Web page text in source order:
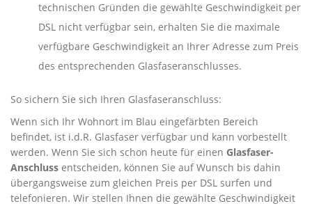
technischen Gründen die gewählte Geschwindigkeit per
DSL nicht verfügbar sein, erhalten Sie die maximale
verfügbare Geschwindigkeit an Ihrer Adresse zum Preis
des entsprechenden Glasfaseranschlusses.
So sichern Sie sich Ihren Glasfaseranschluss:
Wenn sich Ihr Wohnort im Blau eingefärbten Bereich
befindet, ist i.d.R. Glasfaser verfügbar und kann vorbestellt
werden. Wenn Sie sich schon heute für einen Glasfaser-
Anschluss entscheiden, können Sie auf Wunsch bis dahin
übergangsweise zum gleichen Preis per DSL surfen und
telefonieren. Wir stellen Ihnen die gewählte Geschwindigkeit